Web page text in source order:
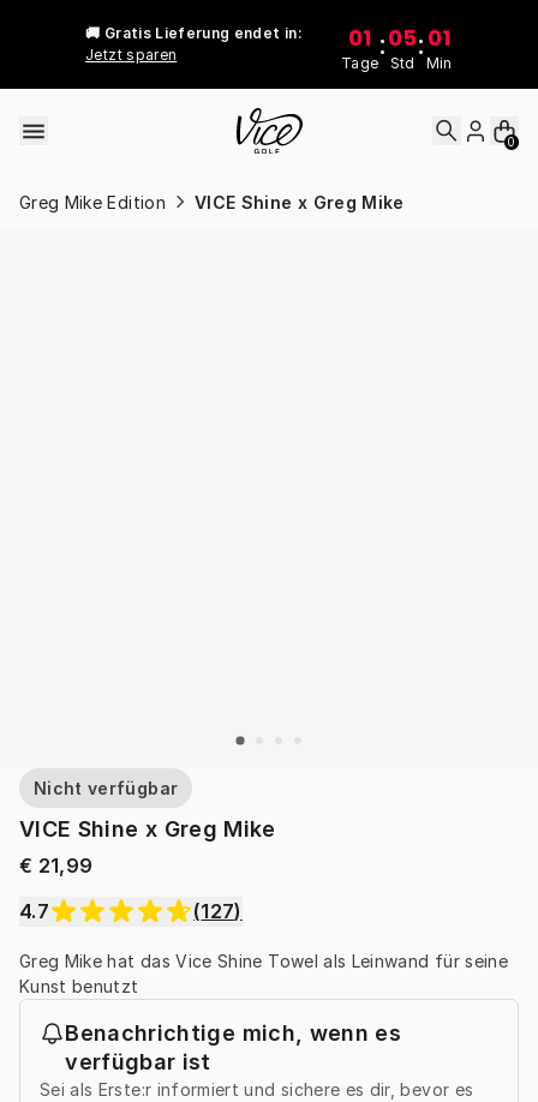
🚚 Gratis Lieferung endet in:
Jetzt sparen
01
Tage
:05
Std
: 01
Min
0
Greg Mike Edition VICE Shine x Greg Mike
Nicht verfügbar
VICE Shine x Greg Mike
€ 21,99
4.7
(127)
Greg Mike hat das Vice Shine Towel als Leinwand für seine
Kunst benutzt
Benachrichtige mich, wenn es
verfügbar ist
Sei als Erste:r informiert und sichere es dir, bevor es